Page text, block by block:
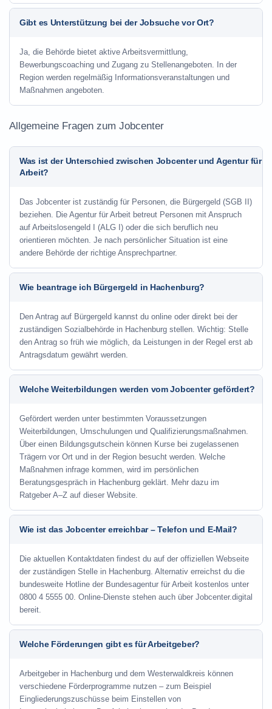
Gibt es Unterstützung bei der Jobsuche vor Ort?
Ja, die Behörde bietet aktive Arbeitsvermittlung,
Bewerbungscoaching und Zugang zu Stellenangeboten. In der
Region werden regelmäßig Informationsveranstaltungen und
Maßnahmen angeboten.
Allgemeine Fragen zum Jobcenter
Was ist der Unterschied zwischen Jobcenter und Agentur für
Arbeit?
Das Jobcenter ist zuständig für Personen, die Bürgergeld (SGB II)
beziehen. Die Agentur für Arbeit betreut Personen mit Anspruch
auf Arbeitslosengeld I (ALG I) oder die sich beruflich neu
orientieren möchten. Je nach persönlicher Situation ist eine
andere Behörde der richtige Ansprechpartner.
Wie beantrage ich Bürgergeld in Hachenburg?
Den Antrag auf Bürgergeld kannst du online oder direkt bei der
zuständigen Sozialbehörde in Hachenburg stellen. Wichtig: Stelle
den Antrag so früh wie möglich, da Leistungen in der Regel erst ab
Antragsdatum gewährt werden.
Welche Weiterbildungen werden vom Jobcenter gefördert?
Gefördert werden unter bestimmten Voraussetzungen
Weiterbildungen, Umschulungen und Qualifizierungsmaßnahmen.
Über einen Bildungsgutschein können Kurse bei zugelassenen
Trägern vor Ort und in der Region besucht werden. Welche
Maßnahmen infrage kommen, wird im persönlichen
Beratungsgespräch in Hachenburg geklärt. Mehr dazu im
Ratgeber A–Z auf dieser Website.
Wie ist das Jobcenter erreichbar – Telefon und E-Mail?
Die aktuellen Kontaktdaten findest du auf der offiziellen Webseite
der zuständigen Stelle in Hachenburg. Alternativ erreichst du die
bundesweite Hotline der Bundesagentur für Arbeit kostenlos unter
0800 4 5555 00. Online-Dienste stehen auch über Jobcenter.digital
bereit.
Welche Förderungen gibt es für Arbeitgeber?
Arbeitgeber in Hachenburg und dem Westerwaldkreis können
verschiedene Förderprogramme nutzen – zum Beispiel
Eingliederungszuschüsse beim Einstellen von